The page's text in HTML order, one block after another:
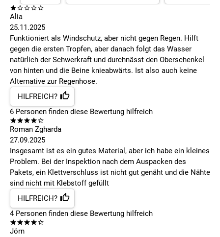
Alia
25.11.2025
Funktioniert als Windschutz, aber nicht gegen Regen. Hilft
gegen die ersten Tropfen, aber danach folgt das Wasser
natürlich der Schwerkraft und durchnässt den Oberschenkel
von hinten und die Beine knieabwärts. Ist also auch keine
Alternative zur Regenhose.
HILFREICH?
6 Personen finden diese Bewertung hilfreich
Roman Zgharda
27.09.2025
Insgesamt ist es ein gutes Material, aber ich habe ein kleines
Problem. Bei der Inspektion nach dem Auspacken des
Pakets, ein Klettverschluss ist nicht gut genäht und die Nähte
sind nicht mit Klebstoff gefüllt
HILFREICH?
4Personen finden diese Bewertung hilfreich
Jörn